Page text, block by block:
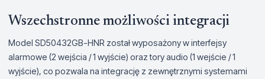
Wszechstronne możliwości integracji
Model SD50432GB-HNR został wyposażony w interfejsy
alarmowe (2 wejścia / 1 wyjście) oraz tory audio (1 wejście / 1
wyjście), co pozwala na integrację z zewnętrznymi systemami